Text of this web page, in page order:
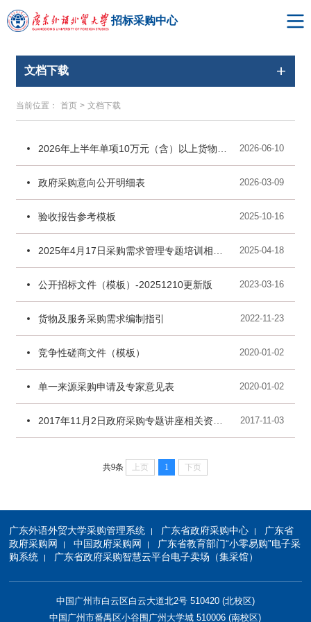
招标采购中心
文档下载
当前位置： 首页 > 文档下载
2026-06-10
2026-03-09
政府采购意向公开明细表
2025-10-16
验收报告参考模板
2025-04-18
2023-03-16
公开招标文件（模板）-20251210更新版
2022-11-23
货物及服务采购需求编制指引
2020-01-02
竞争性磋商文件（模板）
2020-01-02
单一来源采购申请及专家意见表
2017-11-03
共9条 上页 1 下页
广东外语外贸大学采购管理系统 | 广东省政府采购中心 |
广东省
政府采购网
| 中国政府采购网 |
广东省教育部门“小零易购”电子采
购系统
| 广东省政府采购智慧云平台电子卖场（集采馆）
中国广州市白云区白云大道北2号 510420 (北校区)
中国广州市番禺区小谷围广州大学城 510006 (南校区)